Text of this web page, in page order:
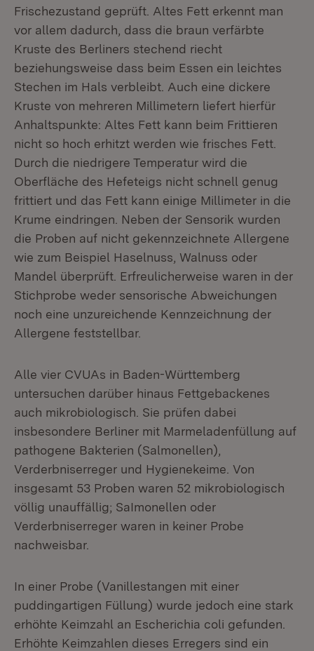
Frischezustand geprüft. Altes Fett erkennt man
vor allem dadurch, dass die braun verfärbte
Kruste des Berliners stechend riecht
beziehungsweise dass beim Essen ein leichtes
Stechen im Hals verbleibt. Auch eine dickere
Kruste von mehreren Millimetern liefert hierfür
Anhaltspunkte: Altes Fett kann beim Frittieren
nicht so hoch erhitzt werden wie frisches Fett.
Durch die niedrigere Temperatur wird die
Oberfläche des Hefeteigs nicht schnell genug
frittiert und das Fett kann einige Millimeter in die
Krume eindringen. Neben der Sensorik wurden
die Proben auf nicht gekennzeichnete Allergene
wie zum Beispiel Haselnuss, Walnuss oder
Mandel überprüft. Erfreulicherweise waren in der
Stichprobe weder sensorische Abweichungen
noch eine unzureichende Kennzeichnung der
Allergene feststellbar.
Alle vier CVUAs in Baden-Württemberg
untersuchen darüber hinaus Fettgebackenes
auch mikrobiologisch. Sie prüfen dabei
insbesondere Berliner mit Marmeladenfüllung auf
pathogene Bakterien (Salmonellen),
Verderbniserreger und Hygienekeime. Von
insgesamt 53 Proben waren 52 mikrobiologisch
völlig unauffällig; SaImonellen oder
Verderbniserreger waren in keiner Probe
nachweisbar.
In einer Probe (Vanillestangen mit einer
puddingartigen Füllung) wurde jedoch eine stark
erhöhte Keimzahl an Escherichia coli gefunden.
Erhöhte Keimzahlen dieses Erregers sind ein